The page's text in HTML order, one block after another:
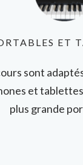
ET
sont
et
plus grande